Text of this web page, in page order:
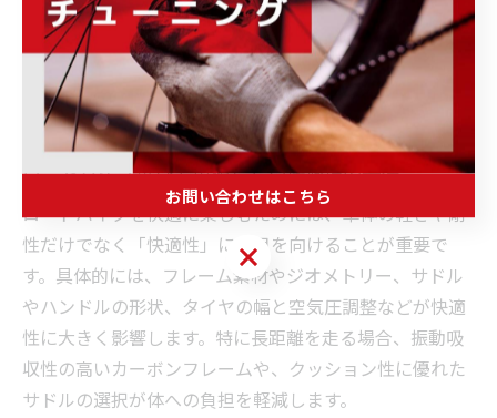
快適なロードバイク選びに役立つ
ポイント集
ロードバイク選びで重視したい快適性の基準
ロードバイクを快適に楽しむためには、車体の軽さや剛
性だけでなく「快適性」にも目を向けることが重要で
す。具体的には、フレーム素材やジオメトリー、サドル
やハンドルの形状、タイヤの幅と空気圧調整などが快適
性に大きく影響します。特に長距離を走る場合、振動吸
収性の高いカーボンフレームや、クッション性に優れた
サドルの選択が体への負担を軽減します。
お問い合わせはこちら
お問い合わせはこちら